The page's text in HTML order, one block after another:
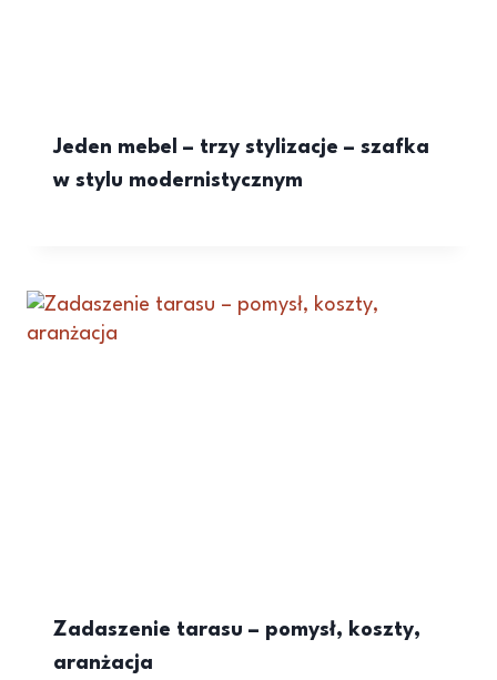
Jeden mebel – trzy stylizacje – szafka
w stylu modernistycznym
Zadaszenie tarasu – pomysł, koszty,
aranżacja